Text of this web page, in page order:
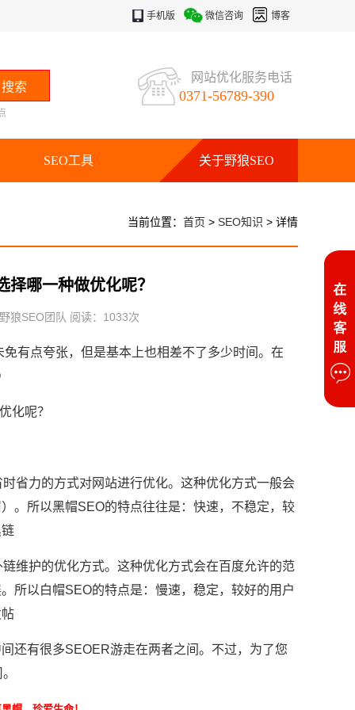
手机版 微信咨询 博客
网站优化服务电话
0371-56789-390
SEO工具 关于野狼SEO
当前位置： 首页 > SEO知识 > 详情
哪一种做优化呢？
狼SEO团队 阅读： 1033次
有点夸张，但是基本上也相差不了多少时间。在
化呢？
省力的方式对网站进行优化。这种优化方式一般会
。所以黑帽SEO的特点往往是：快速，不稳定，较
维护的优化方式。这种优化方式会在百度允许的范
所以白帽SEO的特点是：慢速，稳定，较好的用户
还有很多SEOER游走在两者之间。不过，为了您